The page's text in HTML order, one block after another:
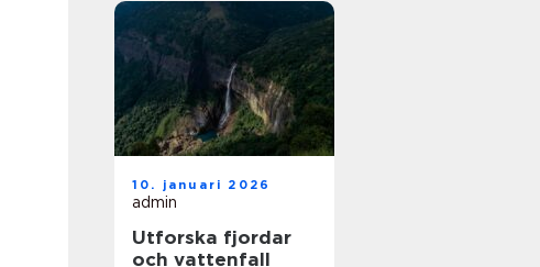
10. januari 2026
admin
Utforska fjordar
och vattenfall